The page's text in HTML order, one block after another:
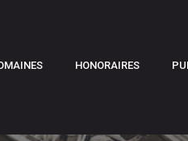
HONORAIRES